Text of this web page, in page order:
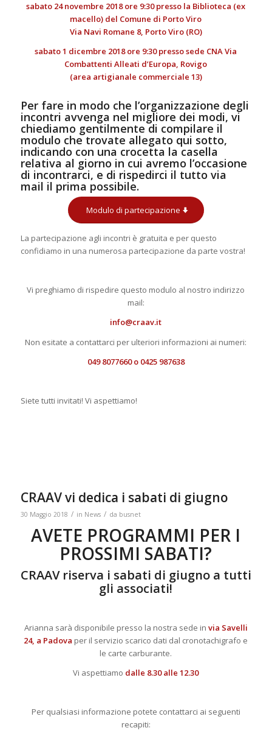
sabato 24 novembre 2018 ore 9:30 presso la Biblioteca (ex
macello) del Comune di Porto Viro
Via Navi Romane 8, Porto Viro (RO)
sabato 1 dicembre 2018 ore 9:30 presso sede CNA Via
Combattenti Alleati d’Europa, Rovigo
(area artigianale commerciale 13)
Per fare in modo che l’organizzazione degli
incontri avvenga nel migliore dei modi, vi
chiediamo gentilmente di compilare il
modulo che trovate allegato qui sotto,
indicando con una crocetta la casella
relativa al giorno in cui avremo l’occasione
di incontrarci, e di rispedirci il tutto via
mail il prima possibile.
Modulo di partecipazione
La partecipazione agli incontri è gratuita e per questo
confidiamo in una numerosa partecipazione da parte vostra!
Vi preghiamo di rispedire questo modulo al nostro indirizzo
mail:
info@craav.it
Non esitate a contattarci per ulteriori informazioni ai numeri:
049 8077660 o 0425 987638
Siete tutti invitati! Vi aspettiamo!
CRAAV vi dedica i sabati di giugno
30 Maggio 2018 / in News / da busnet
AVETE PROGRAMMI PER I
PROSSIMI SABATI?
CRAAV riserva i sabati di giugno a tutti
gli associati!
Arianna sarà disponibile presso la nostra sede in via Savelli
24, a Padova per il servizio scarico dati dal cronotachigrafo e
le carte carburante.
Vi aspettiamo dalle 8.30 alle 12.30
Per qualsiasi informazione potete contattarci ai seguenti
recapiti: